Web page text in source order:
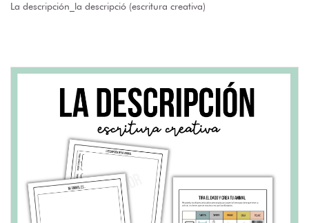
La descripción_la descripció (escritura creativa)